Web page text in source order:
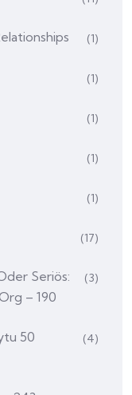
(1)
(1)
(1)
(1)
(1)
(17)
Seriös:
– 190
(3)
50
(4)